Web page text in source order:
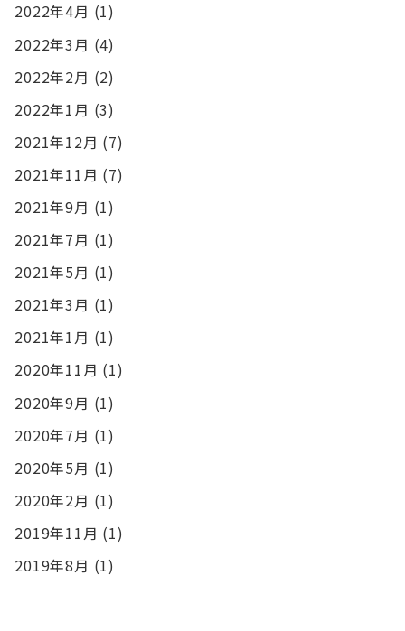
2022年4月 (1)
2022年3月 (4)
2022年2月 (2)
2022年1月 (3)
2021年12月 (7)
2021年11月 (7)
2021年9月 (1)
2021年7月 (1)
2021年5月 (1)
2021年3月 (1)
2021年1月 (1)
2020年11月 (1)
2020年9月 (1)
2020年7月 (1)
2020年5月 (1)
2020年2月 (1)
2019年11月 (1)
2019年8月 (1)